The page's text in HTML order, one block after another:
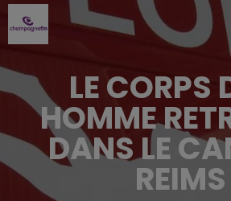
LE CORPS
HOMME
DANS LE
REIMS